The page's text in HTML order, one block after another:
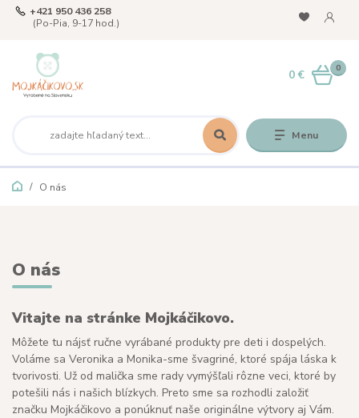
Menu
+421 950 436 258
(Po-Pia, 9-17 hod.)
0
0 €
O nás
O nás
Vitajte na stránke Mojkáčikovo.
Môžete tu nájsť ručne vyrábané produkty pre deti i dospelých.
Voláme sa Veronika a Monika-sme švagriné, ktoré spája láska k
tvorivosti. Už od malička sme rady vymýšľali rôzne veci, ktoré by
potešili nás i našich blízkych. Preto sme sa rozhodli založiť
značku Mojkáčikovo a ponúknuť naše originálne výtvory aj Vám.